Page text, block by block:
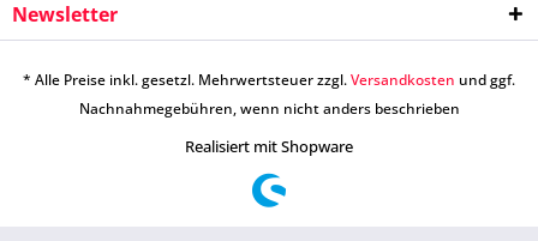
Newsletter
* Alle Preise inkl. gesetzl. Mehrwertsteuer zzgl.Versandkosten und ggf.
Nachnahmegebühren, wenn nicht anders beschrieben
Realisiert mit Shopware